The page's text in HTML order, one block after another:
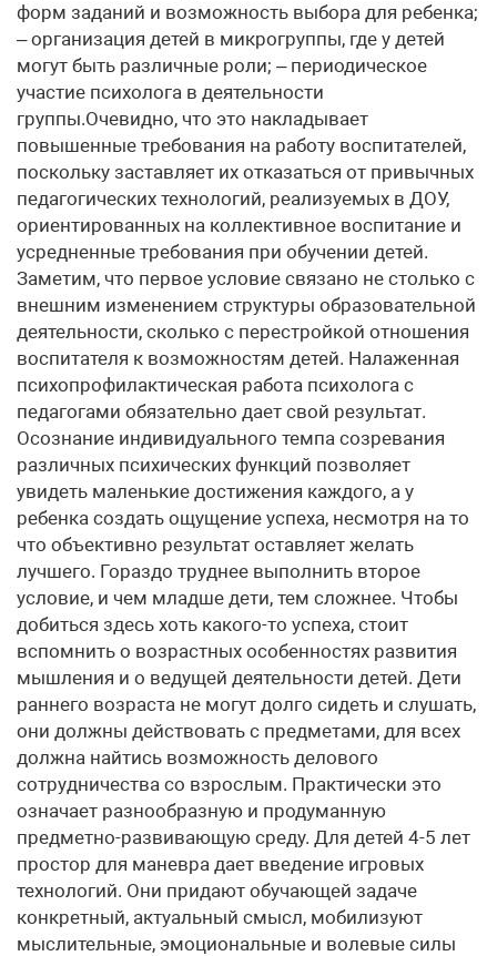
форм заданий и возможность выбора для ребенка;
– организация детей в микрогруппы, где у детей
могут быть различные роли; – периодическое
участие психолога в деятельности
группы.Очевидно, что это накладывает
повышенные требования на работу воспитателей,
поскольку заставляет их отказаться от привычных
педагогических технологий, реализуемых в ДОУ,
ориентированных на коллективное воспитание и
усредненные требования при обучении детей.
Заметим, что первое условие связано не столько с
внешним изменением структуры образовательной
деятельности, сколько с перестройкой отношения
воспитателя к возможностям детей. Налаженная
психопрофилактическая работа психолога с
педагогами обязательно дает свой результат.
Осознание индивидуального темпа созревания
различных психических функций позволяет
увидеть маленькие достижения каждого, а у
ребенка создать ощущение успеха, несмотря на то
что объективно результат оставляет желать
лучшего. Гораздо труднее выполнить второе
условие, и чем младше дети, тем сложнее. Чтобы
добиться здесь хоть какого-то успеха, стоит
вспомнить о возрастных особенностях развития
мышления и о ведущей деятельности детей. Дети
раннего возраста не могут долго сидеть и слушать,
они должны действовать с предметами, для всех
должна найтись возможность делового
сотрудничества со взрослым. Практически это
означает разнообразную и продуманную
предметно-развивающую среду. Для детей 4-5 лет
простор для маневра дает введение игровых
технологий. Они придают обучающей задаче
конкретный, актуальный смысл, мобилизуют
мыслительные, эмоциональные и волевые силы